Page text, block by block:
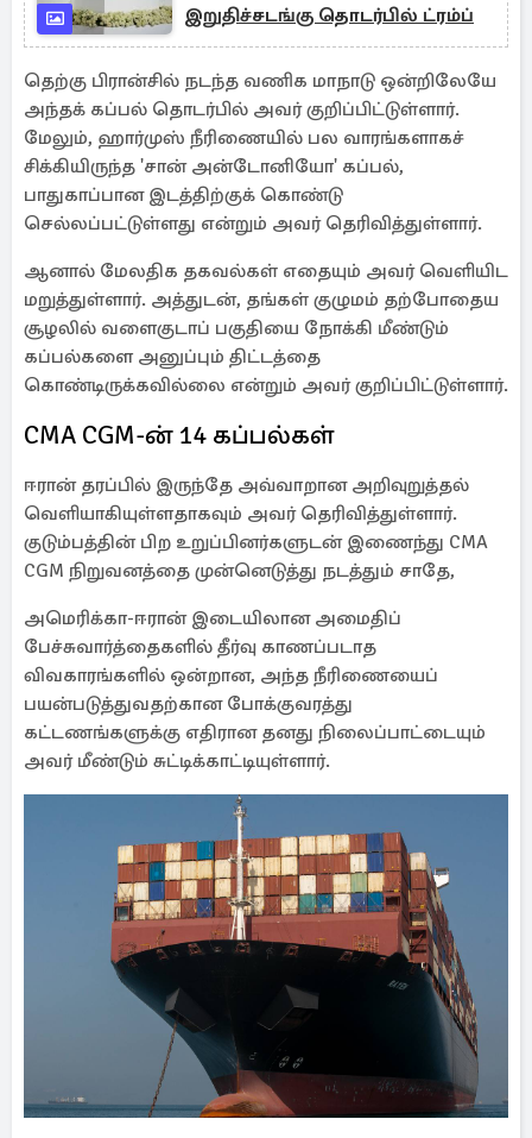
இறுதிச்சடங்கு தொடர்பில் ட்ரம்ப்
தெற்கு பிரான்சில் நடந்த வணிக மாநாடு ஒன்றிலேயே
அந்தக் கப்பல் தொடர்பில் அவர் குறிப்பிட்டுள்ளார்.
மேலும், ஹார்முஸ் நீரிணையில் பல வாரங்களாகச்
சிக்கியிருந்த 'சான் அன்டோனியோ' கப்பல்,
பாதுகாப்பான இடத்திற்குக் கொண்டு
செல்லப்பட்டுள்ளது என்றும் அவர் தெரிவித்துள்ளார்.
ஆனால் மேலதிக தகவல்கள் எதையும் அவர் வெளியிட
மறுத்துள்ளார். அத்துடன், தங்கள் குழுமம் தற்போதைய
சூழலில் வளைகுடாப் பகுதியை நோக்கி மீண்டும்
கப்பல்களை அனுப்பும் திட்டத்தை
கொண்டிருக்கவில்லை என்றும் அவர் குறிப்பிட்டுள்ளார்.
CMA CGM-ன் 14 கப்பல்கள்
ஈரான் தரப்பில் இருந்தே அவ்வாறான அறிவுறுத்தல்
வெளியாகியுள்ளதாகவும் அவர் தெரிவித்துள்ளார்.
குடும்பத்தின் பிற உறுப்பினர்களுடன் இணைந்து CMA
CGM நிறுவனத்தை முன்னெடுத்து நடத்தும் சாதே,
அமெரிக்கா-ஈரான் இடையிலான அமைதிப்
பேச்சுவார்த்தைகளில் தீர்வு காணப்படாத
விவகாரங்களில் ஒன்றான, அந்த நீரிணையைப்
பயன்படுத்துவதற்கான போக்குவரத்து
கட்டணங்களுக்கு எதிரான தனது நிலைப்பாட்டையும்
அவர் மீண்டும் சுட்டிக்காட்டியுள்ளார்.